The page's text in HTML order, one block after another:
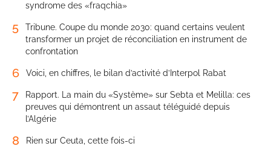
syndrome des «fraqchia»
5
Tribune. Coupe du monde 2030: quand certains veulent
transformer un projet de réconciliation en instrument de
confrontation
6 Voici, en chiffres, le bilan d’activité d’Interpol Rabat
7
Rapport. La main du «Système» sur Sebta et Melilla: ces
preuves qui démontrent un assaut téléguidé depuis
l’Algérie
8 Rien sur Ceuta, cette fois-ci